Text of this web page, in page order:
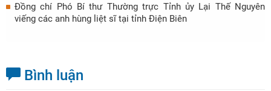
Đồng chí Phó Bí thư Thường trực Tỉnh ủy Lại Thế Nguyên
viếng các anh hùng liệt sĩ tại tỉnh Điện Biên
Bình luận